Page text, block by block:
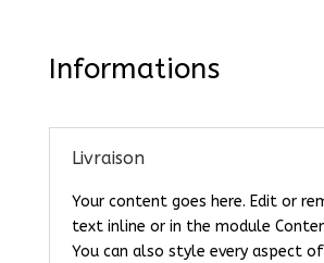
Informations
Livraison
Your content goes here. Edit or
text inline or in the module
You can also style every aspect